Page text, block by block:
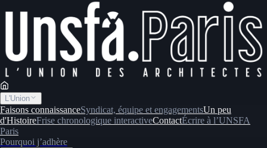
L'Union
Faisons connaissanceSyndicat, équipe et engagementsUn peu
d'HistoireFrise chronologique interactiveContactÉcrire à l’UNSFA
Paris
Pourquoi j’adhère